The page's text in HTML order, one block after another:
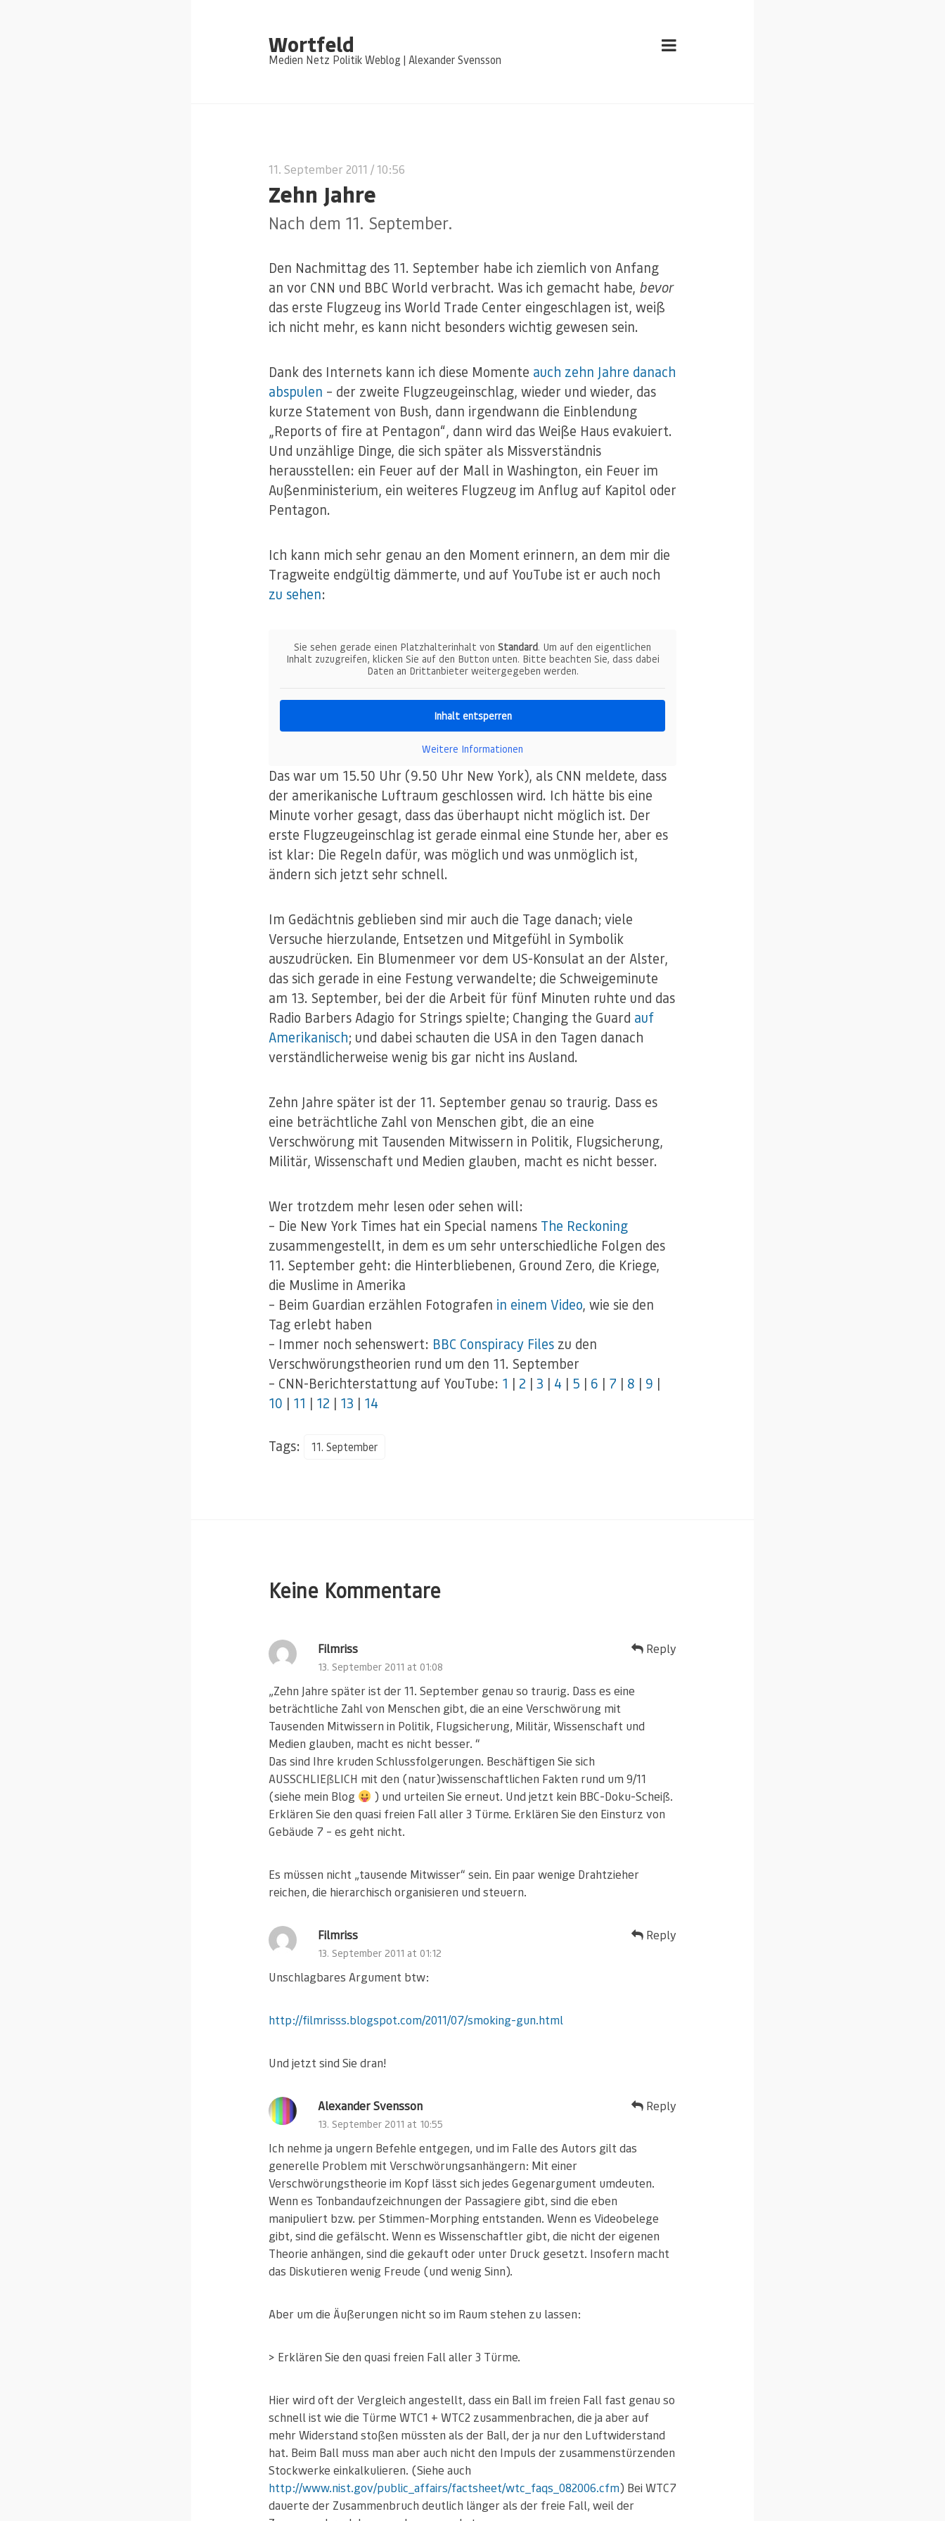
Wortfeld
Medien Netz Politik Weblog | Alexander Svensson
11. September 2011 / 10:56
Zehn Jahre
Nach dem 11. September.
Den Nachmittag des 11. September habe ich ziemlich von Anfang
an vor CNN und BBC World verbracht. Was ich gemacht habe, bevor
das erste Flugzeug ins World Trade Center eingeschlagen ist, weiß
ich nicht mehr, es kann nicht besonders wichtig gewesen sein.
Dank des Internets kann ich diese Momente auch zehn Jahre danach
abspulen – der zweite Flugzeugeinschlag, wieder und wieder, das
kurze Statement von Bush, dann irgendwann die Einblendung
„Reports of fire at Pentagon“, dann wird das Weiße Haus evakuiert.
Und unzählige Dinge, die sich später als Missverständnis
herausstellen: ein Feuer auf der Mall in Washington, ein Feuer im
Außenministerium, ein weiteres Flugzeug im Anflug auf Kapitol oder
Pentagon.
Ich kann mich sehr genau an den Moment erinnern, an dem mir die
Tragweite endgültig dämmerte, und auf YouTube ist er auch noch
zu sehen:
Sie sehen gerade einen Platzhalterinhalt von Standard. Um auf den eigentlichen
Inhalt zuzugreifen, klicken Sie auf den Button unten. Bitte beachten Sie, dass dabei
Daten an Drittanbieter weitergegeben werden.
Inhalt entsperren
Weitere Informationen
Das war um 15.50 Uhr (9.50 Uhr New York), als CNN meldete, dass
der amerikanische Luftraum geschlossen wird. Ich hätte bis eine
Minute vorher gesagt, dass das überhaupt nicht möglich ist. Der
erste Flugzeugeinschlag ist gerade einmal eine Stunde her, aber es
ist klar: Die Regeln dafür, was möglich und was unmöglich ist,
ändern sich jetzt sehr schnell.
Im Gedächtnis geblieben sind mir auch die Tage danach; viele
Versuche hierzulande, Entsetzen und Mitgefühl in Symbolik
auszudrücken. Ein Blumenmeer vor dem US-Konsulat an der Alster,
das sich gerade in eine Festung verwandelte; die Schweigeminute
am 13. September, bei der die Arbeit für fünf Minuten ruhte und das
Radio Barbers Adagio for Strings spielte; Changing the Guard auf
Amerikanisch; und dabei schauten die USA in den Tagen danach
verständlicherweise wenig bis gar nicht ins Ausland.
Zehn Jahre später ist der 11. September genau so traurig. Dass es
eine beträchtliche Zahl von Menschen gibt, die an eine
Verschwörung mit Tausenden Mitwissern in Politik, Flugsicherung,
Militär, Wissenschaft und Medien glauben, macht es nicht besser.
Wer trotzdem mehr lesen oder sehen will:
– Die New York Times hat ein Special namens The Reckoning
zusammengestellt, in dem es um sehr unterschiedliche Folgen des
11. September geht: die Hinterbliebenen, Ground Zero, die Kriege,
die Muslime in Amerika
– Beim Guardian erzählen Fotografen in einem Video, wie sie den
Tag erlebt haben
– Immer noch sehenswert: BBC Conspiracy Files zu den
Verschwörungstheorien rund um den 11. September
– CNN-Berichterstattung auf YouTube: 1 | 2 | 3 | 4 | 5 | 6 | 7 | 8 | 9 |
10 | 11 | 12 | 13 | 14
Tags: 11. September
Keine Kommentare
Filmriss
13. September 2011 at 01:08
„Zehn Jahre später ist der 11. September genau so traurig. Dass es eine
beträchtliche Zahl von Menschen gibt, die an eine Verschwörung mit
Tausenden Mitwissern in Politik, Flugsicherung, Militär, Wissenschaft und
Medien glauben, macht es nicht besser. “
Das sind Ihre kruden Schlussfolgerungen. Beschäftigen Sie sich
AUSSCHLIEßLICH mit den (natur)wissenschaftlichen Fakten rund um 9/11
(siehe mein Blog
) und urteilen Sie erneut. Und jetzt kein BBC-Doku-Scheiß.
Erklären Sie den quasi freien Fall aller 3 Türme. Erklären Sie den Einsturz von
Gebäude 7 – es geht nicht.
Es müssen nicht „tausende Mitwisser“ sein. Ein paar wenige Drahtzieher
reichen, die hierarchisch organisieren und steuern.
Reply
Filmriss
13. September 2011 at 01:12
Unschlagbares Argument btw:
http://filmrisss.blogspot.com/2011/07/smoking-gun.html
Und jetzt sind Sie dran!
Reply
Alexander Svensson
13. September 2011 at 10:55
Ich nehme ja ungern Befehle entgegen, und im Falle des Autors gilt das
generelle Problem mit Verschwörungsanhängern: Mit einer
Verschwörungstheorie im Kopf lässt sich jedes Gegenargument umdeuten.
Wenn es Tonbandaufzeichnungen der Passagiere gibt, sind die eben
manipuliert bzw. per Stimmen-Morphing entstanden. Wenn es Videobelege
gibt, sind die gefälscht. Wenn es Wissenschaftler gibt, die nicht der eigenen
Theorie anhängen, sind die gekauft oder unter Druck gesetzt. Insofern macht
das Diskutieren wenig Freude (und wenig Sinn).
Aber um die Äußerungen nicht so im Raum stehen zu lassen:
> Erklären Sie den quasi freien Fall aller 3 Türme.
Hier wird oft der Vergleich angestellt, dass ein Ball im freien Fall fast genau so
schnell ist wie die Türme WTC1 + WTC2 zusammenbrachen, die ja aber auf
mehr Widerstand stoßen müssten als der Ball, der ja nur den Luftwiderstand
hat. Beim Ball muss man aber auch nicht den Impuls der zusammenstürzenden
Stockwerke einkalkulieren. (Siehe auch
http://www.nist.gov/public_affairs/factsheet/wtc_faqs_082006.cfm) Bei WTC7
dauerte der Zusammenbruch deutlich länger als der freie Fall, weil der
Reply